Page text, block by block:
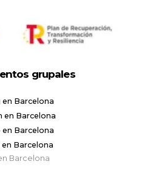
grupales
en Barcelona
en Barcelona
en Barcelona
Barcelona
Barcelona